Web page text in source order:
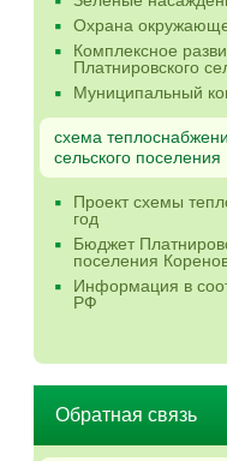
Охрана
Комплексное
Платнировского
Муниципальный
схема
сельского поселения
Проект схемы
год
Бюджет
поселения
Информация в
РФ
Обратная связь